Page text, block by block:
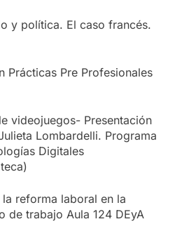
y política. El caso francés.
Prácticas Pre Profesionales
videojuegos- Presentación
Lombardelli. Programa
Digitales
reforma laboral en la
de trabajo Aula 124 DEyA